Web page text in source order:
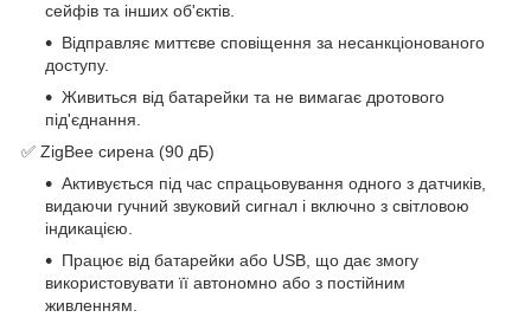
сейфів та інших об'єктів.
Відправляє миттєве сповіщення за несанкціонованого
доступу.
Живиться від батарейки та не вимагає дротового
під'єднання.
✅ ZigBee сирена (90 дБ)
Активується під час спрацьовування одного з датчиків,
видаючи гучний звуковий сигнал і включно з світловою
індикацією.
Працює від батарейки або USB, що дає змогу
використовувати її автономно або з постійним
живленням.